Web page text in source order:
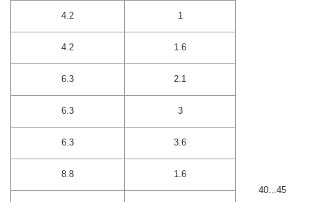
40...45
4.2 1
4.2 1.6
6.3 2.1
6.3 3
6.3 3.6
8.8 1.6